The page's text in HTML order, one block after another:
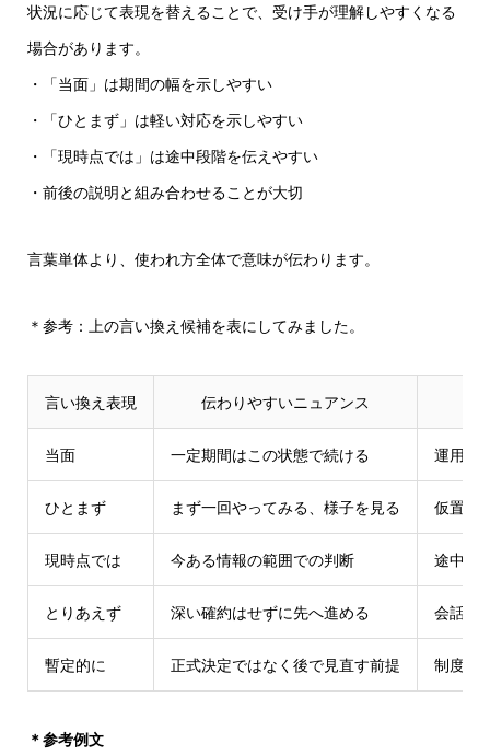
状況に応じて表現を替えることで、受け手が理解しやすくなる
場合があります。
・「当面」は期間の幅を示しやすい
・「ひとまず」は軽い対応を示しやすい
・「現時点では」は途中段階を伝えやすい
・前後の説明と組み合わせることが大切
言葉単体より、使われ方全体で意味が伝わります。
＊参考：上の言い換え候補を表にしてみました。
言い換え表現 伝わりやすいニュアンス
当面 一定期間はこの状態で続ける 運用・
ひとまず まず一回やってみる、様子を見る 仮置き
現時点では 今ある情報の範囲での判断 途中経
とりあえず 深い確約はせずに先へ進める 会話の
暫定的に 正式決定ではなく後で見直す前提 制度・
＊参考例文